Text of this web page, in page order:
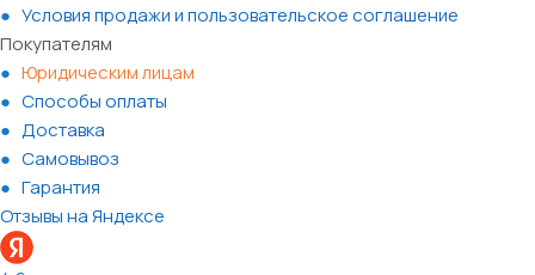
Условия продажи и пользовательское соглашение
Покупателям
Юридическим лицам
Способы оплаты
Доставка
Самовывоз
Гарантия
Отзывы на Яндексе